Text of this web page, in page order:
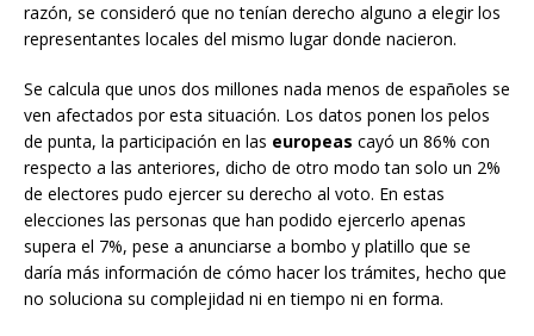
razón, se consideró que no tenían derecho alguno a elegir los
representantes locales del mismo lugar donde nacieron.
Se calcula que unos dos millones nada menos de españoles se
ven afectados por esta situación. Los datos ponen los pelos
de punta, la participación en las europeas cayó un 86% con
respecto a las anteriores, dicho de otro modo tan solo un 2%
de electores pudo ejercer su derecho al voto. En estas
elecciones las personas que han podido ejercerlo apenas
supera el 7%, pese a anunciarse a bombo y platillo que se
daría más información de cómo hacer los trámites, hecho que
no soluciona su complejidad ni en tiempo ni en forma.